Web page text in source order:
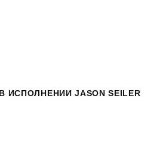
В ИСПОЛНЕНИИ JASON SEILER